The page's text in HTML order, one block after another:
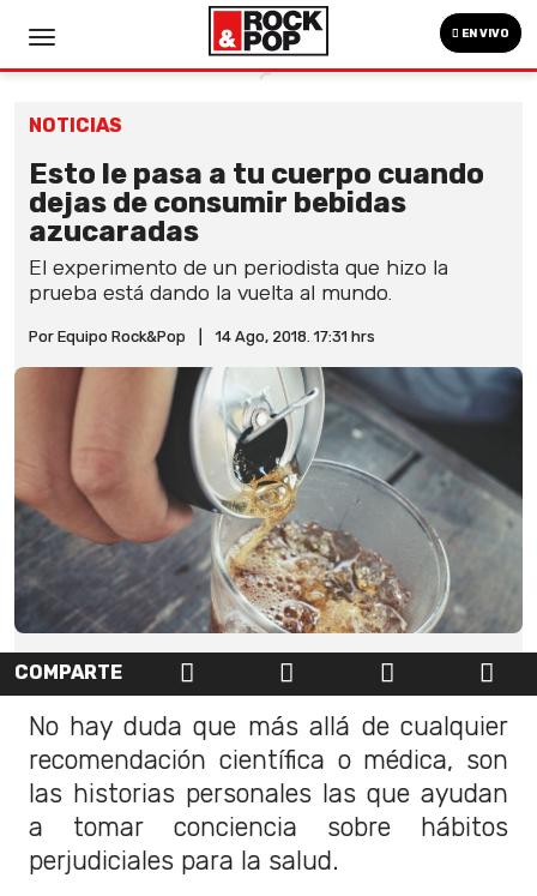
EN VIVO
NOTICIAS
Esto le pasa a tu cuerpo cuando
dejas de consumir bebidas
azucaradas
El experimento de un periodista que hizo la
prueba está dando la vuelta al mundo.
Por Equipo Rock&Pop 14 Ago, 2018. 17:31 hrs
COMPARTE
No hay duda que más allá de cualquier
recomendación científica o médica, son
las historias personales las que ayudan
a tomar conciencia sobre hábitos
perjudiciales para la salud.